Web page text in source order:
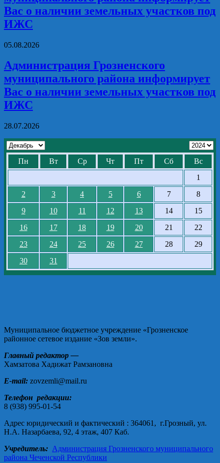
Вас о наличии земельных участков под
ИЖС
05.08.2026
Администрация Грозненского
муниципального района информирует
Вас о наличии земельных участков под
ИЖС
28.07.2026
Пн Вт Ср Чт Пт Сб
Вс
1
2
3 4 5 6 7
8
9
10 11 12 13 14
15
16
17 18 19 20 21
22
23
24 25 26 27 28
29
30
31
Муниципальное бюджетное учреждение «Грозненское
районное сетевое издание «Зов земли».
Главный редактор —
Хамзатова Хадижат Рамзановна
E-mail: zovzemli@mail.ru
Телефон редакции:
8 (938) 995-01-54
Адрес юридический и фактический : 364061, г.Грозный, ул.
Н.А. Назарбаева, 92, 4 этаж, 407 Каб.
Учредитель: Администрация Грозненского муниципального
района Чеченской Республики